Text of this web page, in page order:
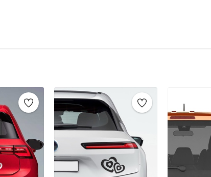
Araçlar için stickerlar, araçları kişiselleştirmek ve estetik bir görünüm
kullanılan dayanıklı, şık ve pratik etiketlerdir. Araç stickerları, dış
şekilde tasarlanır ve çeşitli hava koşullarına karşı dirençlidir. Bu stickerlar,
daha özgün hale getirme fırsatı sunar. Özellikle reklam, logo tanıtımı,
mesajlar veya dekoratif tasarımlar gibi amaçlarla kullanılabilirler.
Araç stickerları, uygulama kolaylığı ve çıkarılabilir özellikleriyle de öne
malzemeler kullanılarak üretilen bu stickerlar, araca zarar vermeden
Ayrıca, araç stickerları genellikle suya, güneşe ve kirlenmeye karşı
böylece uzun süre taze kalır ve etkili bir şekilde görsel bir etki yaratır. Hem